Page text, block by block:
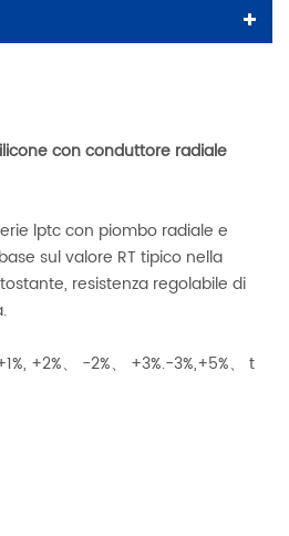
con conduttore radiale
lptc con piombo radiale e
sul valore RT tipico nella
resistenza regolabile di
+2%、 -2%、 +3%.-3%,+5%、
t